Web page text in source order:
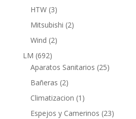
productos
HTW 33
productos
Mitsubishi 22
Wind 22
LM 692692
productos
Aparatos Sanitarios 2525
Bañeras 22
productos
Climatizacion 1 1
producto
Espejos y Camerinos 2323